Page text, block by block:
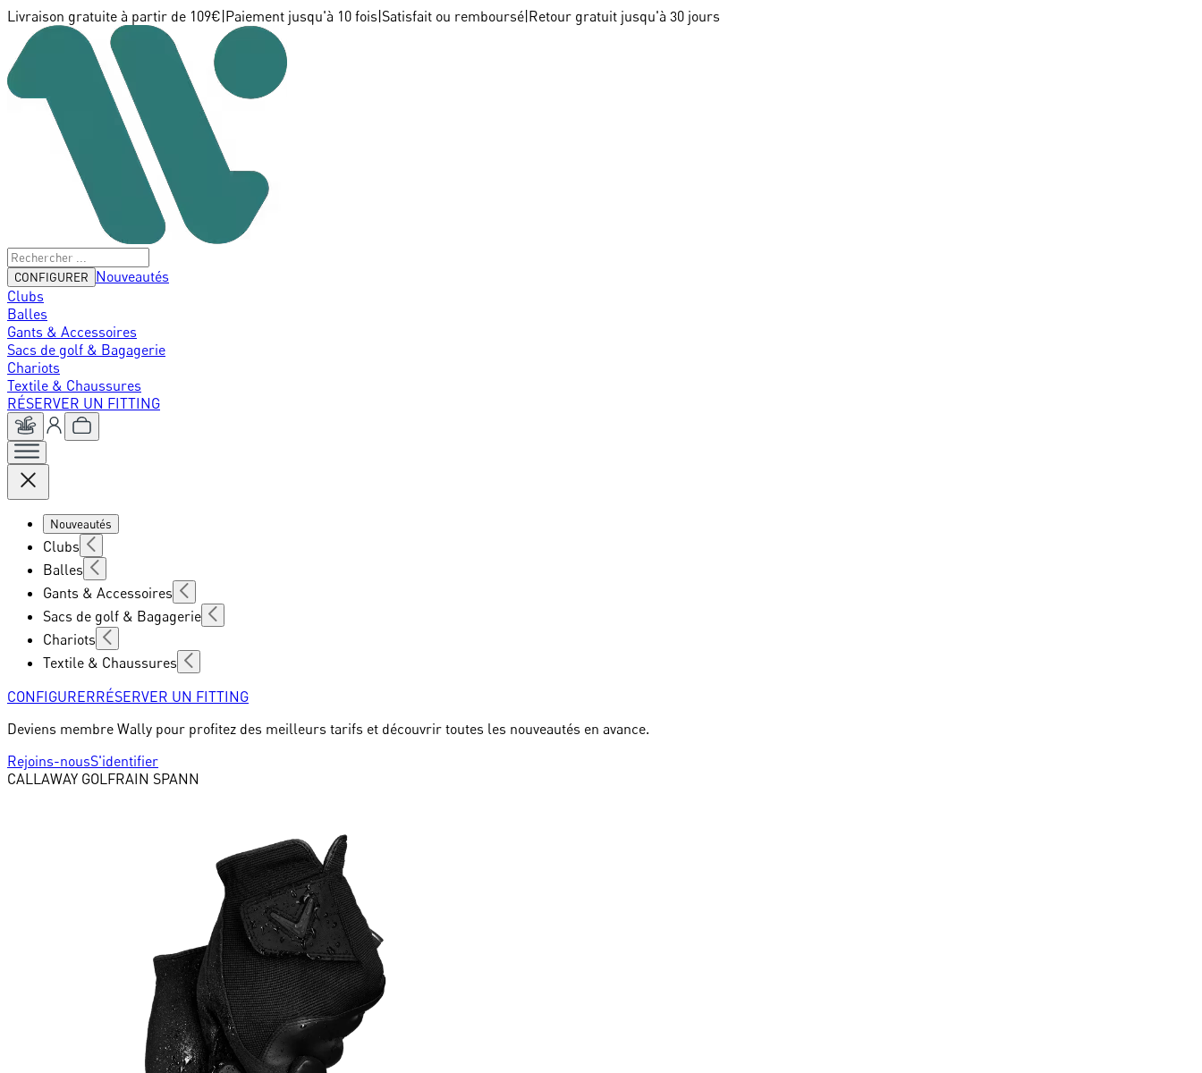
Livraison gratuite à partir de 109€ Paiement jusqu'à 10 fois Satisfait ou remboursé Retour gratuit jusqu'à 30 jours
CONFIGURER
Nouveautés
Clubs
Balles
Gants & Accessoires
Sacs de golf & Bagagerie
Chariots
Textile & Chaussures
RÉSERVER UN FITTING
Nouveautés
Clubs
Balles
Gants & Accessoires
Sacs de golf & Bagagerie
Chariots
Textile & Chaussures
CONFIGURERRÉSERVER UN FITTING
Deviens membre Wally pour profitez des meilleurs tarifs et découvrir toutes les nouveautés en avance.
Rejoins-nousS'identifier
CALLAWAY GOLFRAIN SPANN